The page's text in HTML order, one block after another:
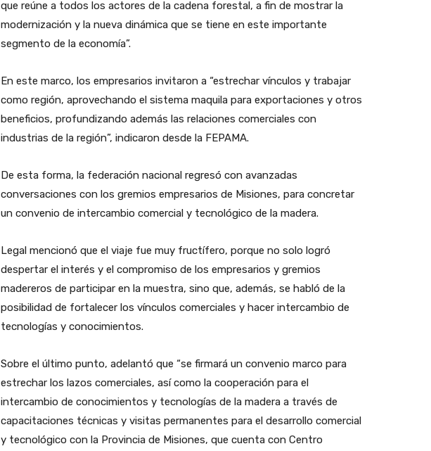
que reúne a todos los actores de la cadena forestal, a fin de mostrar la
modernización y la nueva dinámica que se tiene en este importante
segmento de la economía”.
En este marco, los empresarios invitaron a “estrechar vínculos y trabajar
como región, aprovechando el sistema maquila para exportaciones y otros
beneficios, profundizando además las relaciones comerciales con
industrias de la región”, indicaron desde la FEPAMA.
De esta forma, la federación nacional regresó con avanzadas
conversaciones con los gremios empresarios de Misiones, para concretar
un convenio de intercambio comercial y tecnológico de la madera.
Legal mencionó que el viaje fue muy fructífero, porque no solo logró
despertar el interés y el compromiso de los empresarios y gremios
madereros de participar en la muestra, sino que, además, se habló de la
posibilidad de fortalecer los vínculos comerciales y hacer intercambio de
tecnologías y conocimientos.
Sobre el último punto, adelantó que “se firmará un convenio marco para
estrechar los lazos comerciales, así como la cooperación para el
intercambio de conocimientos y tecnologías de la madera a través de
capacitaciones técnicas y visitas permanentes para el desarrollo comercial
y tecnológico con la Provincia de Misiones, que cuenta con Centro